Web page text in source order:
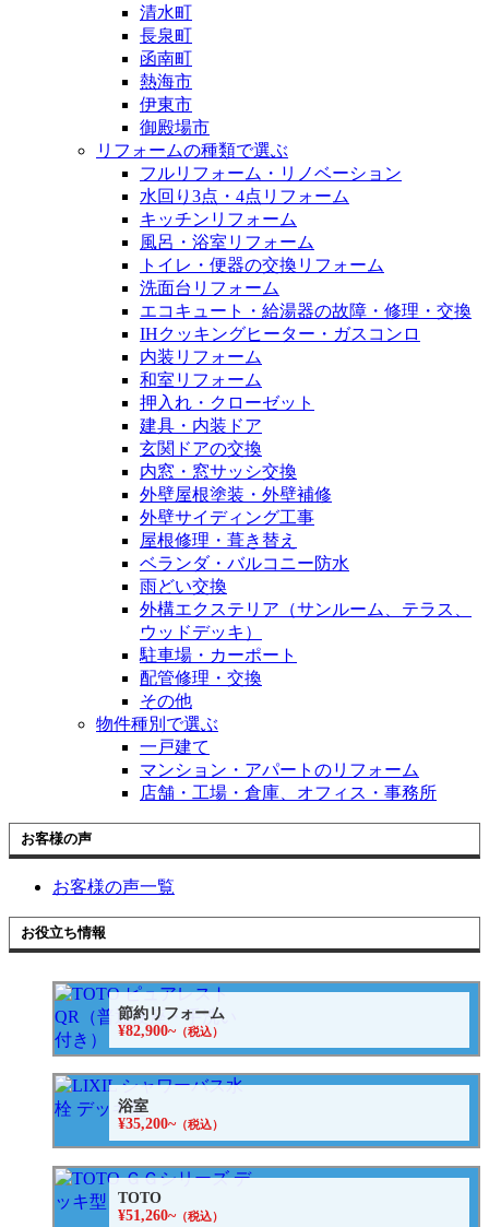
清水町
長泉町
函南町
熱海市
伊東市
御殿場市
リフォームの種類で選ぶ
フルリフォーム・リノベーション
水回り3点・4点リフォーム
キッチンリフォーム
風呂・浴室リフォーム
トイレ・便器の交換リフォーム
洗面台リフォーム
エコキュート・給湯器の故障・修理・交換
IHクッキングヒーター・ガスコンロ
内装リフォーム
和室リフォーム
押入れ・クローゼット
建具・内装ドア
玄関ドアの交換
内窓・窓サッシ交換
外壁屋根塗装・外壁補修
外壁サイディング工事
屋根修理・葺き替え
ベランダ・バルコニー防水
雨どい交換
外構エクステリア（サンルーム、テラス、
ウッドデッキ）
駐車場・カーポート
配管修理・交換
その他
物件種別で選ぶ
一戸建て
マンション・アパートのリフォーム
店舗・工場・倉庫、オフィス・事務所
お客様の声
お客様の声一覧
お役立ち情報
節約リフォーム
¥82,900~（税込）
浴室
¥35,200~（税込）
TOTO
¥51,260~（税込）